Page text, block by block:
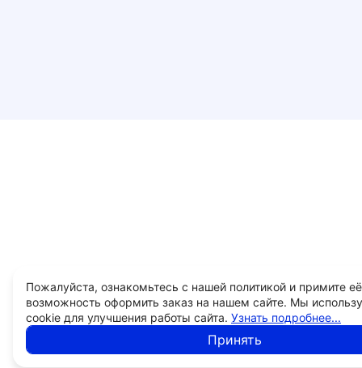
Пожалуйста, ознакомьтесь с нашей политикой и примите
возможность оформить заказ на нашем сайте. Мы
cookie для улучшения работы сайта. Узнать подробнее...
Принять